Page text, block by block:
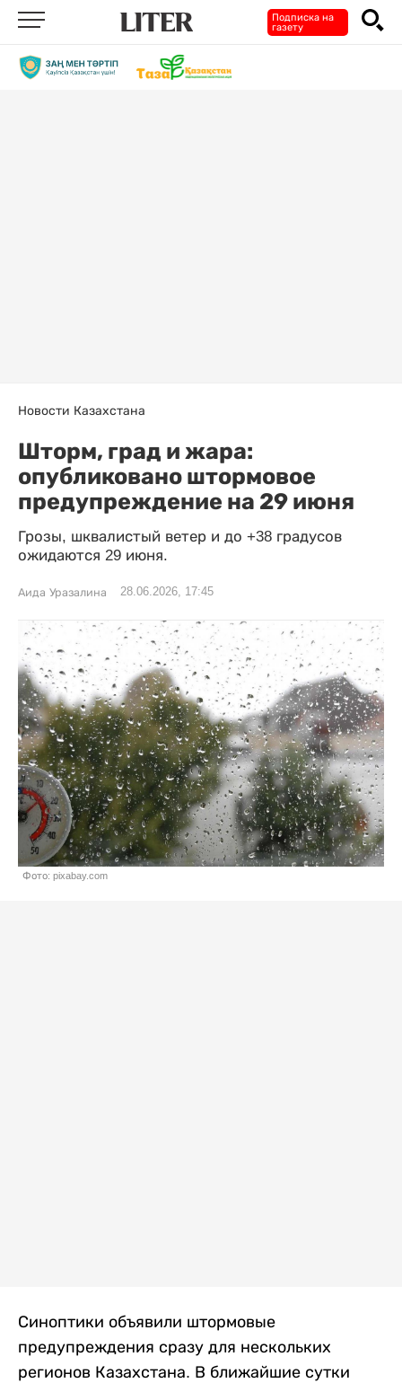
Подписка на
газету
Новости Казахстана
Шторм, град и жара:
опубликовано штормовое
предупреждение на 29 июня
Грозы, шквалистый ветер и до +38 градусов
ожидаются 29 июня.
Аида Уразалина 28.06.2026, 17:45
Фото: pixabay.com
Синоптики объявили штормовые
предупреждения сразу для нескольких
регионов Казахстана. В ближайшие сутки